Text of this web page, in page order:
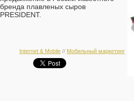
бренда плавленых сыров
PRESIDENT.
Internet & Mobile // Мобильный маркетинг